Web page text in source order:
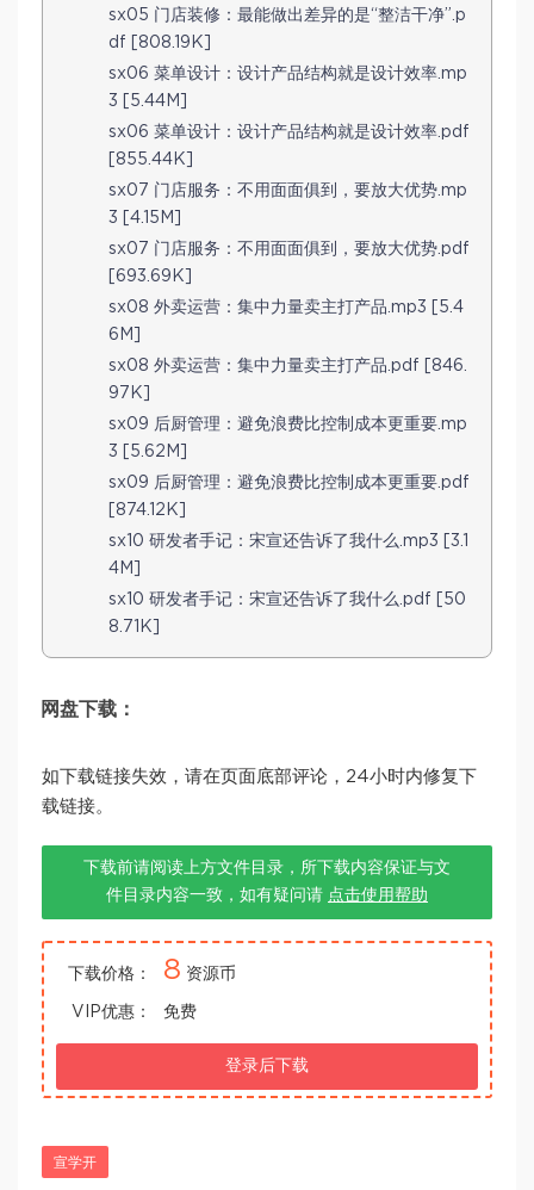
sx05 门店装修：最能做出差异的是“整洁干净”.p
df [808.19K]
sx06 菜单设计：设计产品结构就是设计效率.mp
3 [5.44M]
sx06 菜单设计：设计产品结构就是设计效率.pdf
[855.44K]
sx07 门店服务：不用面面俱到，要放大优势.mp
3 [4.15M]
sx07 门店服务：不用面面俱到，要放大优势.pdf
[693.69K]
sx08 外卖运营：集中力量卖主打产品.mp3 [5.4
6M]
sx08 外卖运营：集中力量卖主打产品.pdf [846.
97K]
sx09 后厨管理：避免浪费比控制成本更重要.mp
3 [5.62M]
sx09 后厨管理：避免浪费比控制成本更重要.pdf
[874.12K]
sx10 研发者手记：宋宣还告诉了我什么.mp3 [3.1
4M]
sx10 研发者手记：宋宣还告诉了我什么.pdf [50
8.71K]
网盘下载：
如下载链接失效，请在页面底部评论，24小时内修复下
载链接。
下载前请阅读上方文件目录，所下载内容保证与文
件目录内容一致，如有疑问请 点击使用帮助
下载价格： 8 资源币
VIP优惠： 免费
登录后下载
宣学开